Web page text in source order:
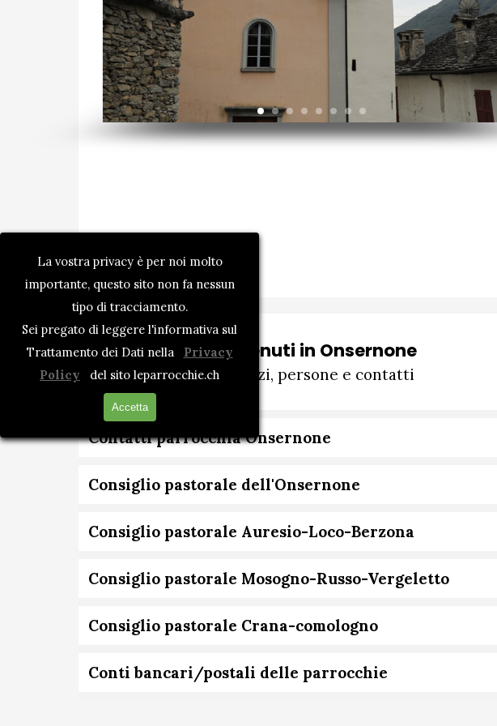
La vostra privacy è per noi molto
importante, questo sito non fa nessun
tipo di tracciamento.
Sei pregato di leggere l'informativa sul
Trattamento dei Dati nella Privacy
Policy
del sito leparrocchie.ch
Accetta
Benvenuti in Onsernone
Indirizzi, persone e contatti
Contatti parrocchia Onsernone
Consiglio pastorale dell'Onsernone
Consiglio pastorale Auresio-Loco-Berzona
Consiglio pastorale Mosogno-Russo-Vergeletto
Consiglio pastorale Crana-comologno
Conti bancari/postali delle parrocchie